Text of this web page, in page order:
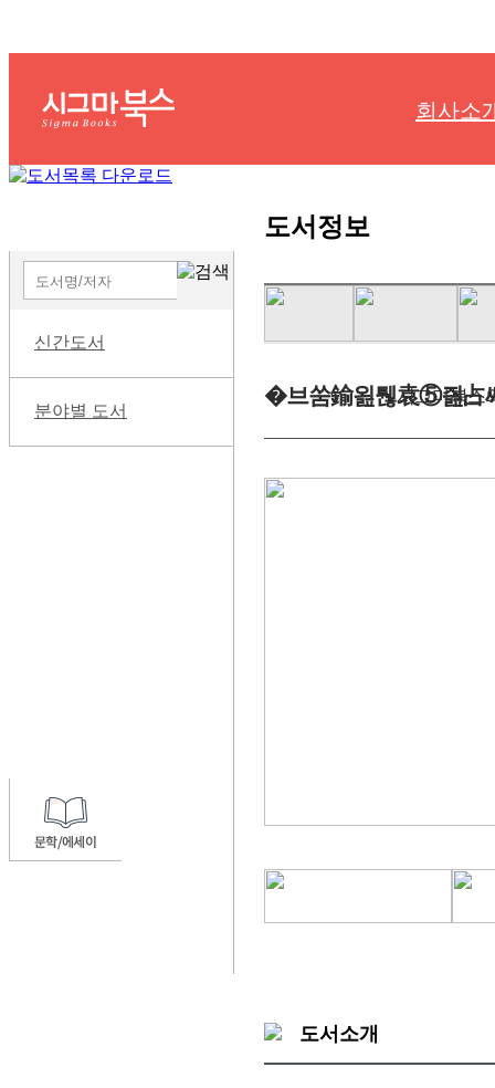
회사소
신간도서
분야별 도서
도서정보
�브쑴鍮욆퉪袁⑤즲占
시그마북스
도서소개